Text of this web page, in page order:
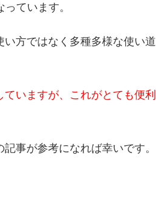
ています。
方ではなく多種多様な使い道
いますが、これがとても便利
事が参考になれば幸いです。